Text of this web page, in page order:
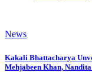
News
Kakali Bhattacharya
Mehjabeen Khan,